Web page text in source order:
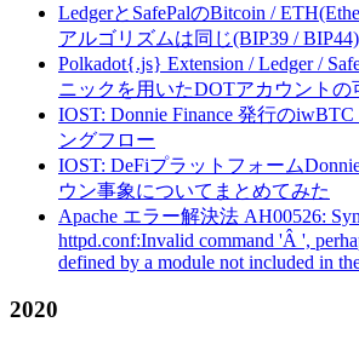
LedgerとSafePalのBitcoin /
アルゴリズムは同じ(BIP39 / BIP44)
Polkadot{.js} Extension / Ledger /
ニックを用いたDOTアカウントの
IOST: Donnie Finance 発行の
ングフロー
IOST: DeFiプラットフォーム
ウン事象についてまとめてみた
Apache エラー解決法 AH00526:
httpd.conf:Invalid command 'Â ',
defined by a module not included in
2020